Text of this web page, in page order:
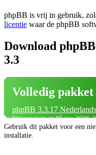
phpBB is vrij in gebruik,
licentie waar de phpBB
Download phpBB
3.3
Volledig pakket
phpBB 3.3.17 Nederlands
Vrijgegeven op 05 jun 2026,
Gebruik dit pakket voor een
installatie.